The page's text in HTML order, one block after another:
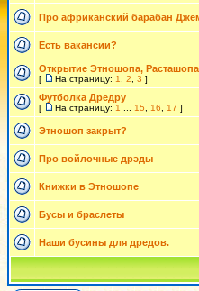
Про африканский барабан
Есть вакансии?
Открытие Этношопа,
[ На страницу: 1 2 3 ]
Футболка Дредру
[ На страницу: 1 15 16 17 ]
Этношоп закрыт?
Про войлочные дрэды
Книжки в Этношопе
Бусы и браслеты
Наши бусины для дредов.